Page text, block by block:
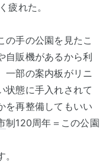
疲れた。
の手の公園を見たこ
自販機があるから利
一部の案内板がリニ
状態に手入れされて
を再整備してもいい
制120周年＝この公園